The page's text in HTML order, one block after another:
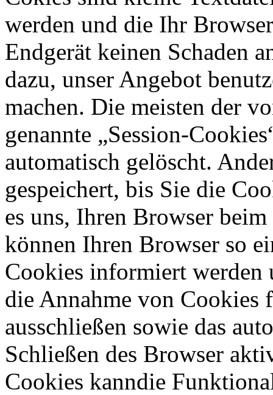
werden und die Ihr
Endgerät keinen Schaden
dazu, unser Angebot
machen. Die meisten der
genannte „Session-
automatisch gelöscht.
gespeichert, bis Sie die
es uns, Ihren Browser
können Ihren Browser so
Cookies informiert
die Annahme von Cookies
ausschließen sowie das
Schließen des Browser
Cookies kanndie